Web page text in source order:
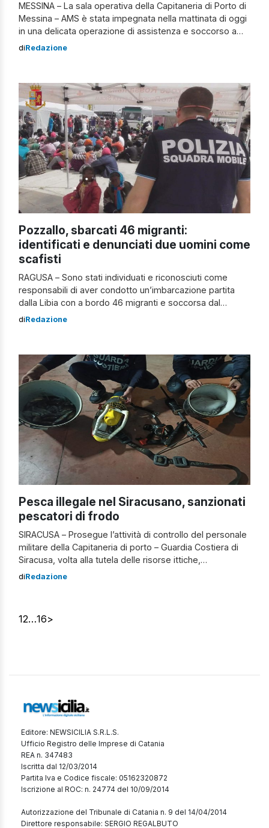
MESSINA – La sala operativa della Capitaneria di Porto di
Messina – AMS è stata impegnata nella mattinata di oggi
in una delicata operazione di assistenza e soccorso a
una nave di 200 mt. che all’interno dello Stretto di
diRedazione
Pozzallo, sbarcati 46 migranti:
identificati e denunciati due uomini come
scafisti
RAGUSA – Sono stati individuati e riconosciuti come
responsabili di aver condotto un’imbarcazione partita
dalla Libia con a bordo 46 migranti e soccorsa dal
personale della Capitaneria di Porto a circa 20 miglia a
squadra mobile […]
diRedazione
Pesca illegale nel Siracusano, sanzionati
pescatori di frodo
SIRACUSA – Prosegue l’attività di controllo del personale
militare della Capitaneria di porto – Guardia Costiera di
Siracusa, volta alla tutela delle risorse ittiche,
dell’ambiente marino e, più in generale, al contrasto della
diRedazione
12…16>
Editore: NEWSICILIA S.R.L.S.
Ufficio Registro delle Imprese di Catania
REA n. 347483
Iscritta dal 12/03/2014
Partita Iva e Codice fiscale: 05162320872
Iscrizione al ROC: n. 24774 del 10/09/2014
Autorizzazione del Tribunale di Catania n. 9 del 14/04/2014
Direttore responsabile: SERGIO REGALBUTO